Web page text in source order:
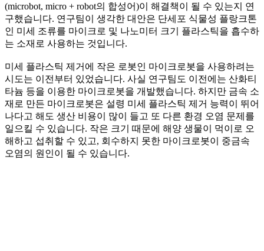
(microbot, micro + robot의 합성어)이 해결책이 될 수 있는지 연
구했습니다. 연구팀이 생각한 대안은 단세포 식물성 플랑크톤
인 미세 조류를 마이크로 및 나노미터 크기 플라스틱을 흡수하
는 소재로 사용하는 것입니다.
미세 플라스틱 제거에 작은 로봇인 마이크로봇을 사용하려는
시도는 이전부터 있었습니다. 사실 연구팀도 이전에는 산화티
타늄 등을 이용한 마이크로봇을 개발했습니다. 하지만 금속 소
재로 만든 마이크로봇은 설령 미세 플라스틱 제거 능력이 뛰어
나다고 해도 생산 비용이 많이 들고 또 다른 환경 오염 문제를
일으킬 수 있습니다. 작은 크기 때문에 해양 생물이 먹이로 오
해하고 섭취할 수 있고, 회수하지 못한 마이크로봇이 중금속
오염의 원인이 될 수 있습니다.